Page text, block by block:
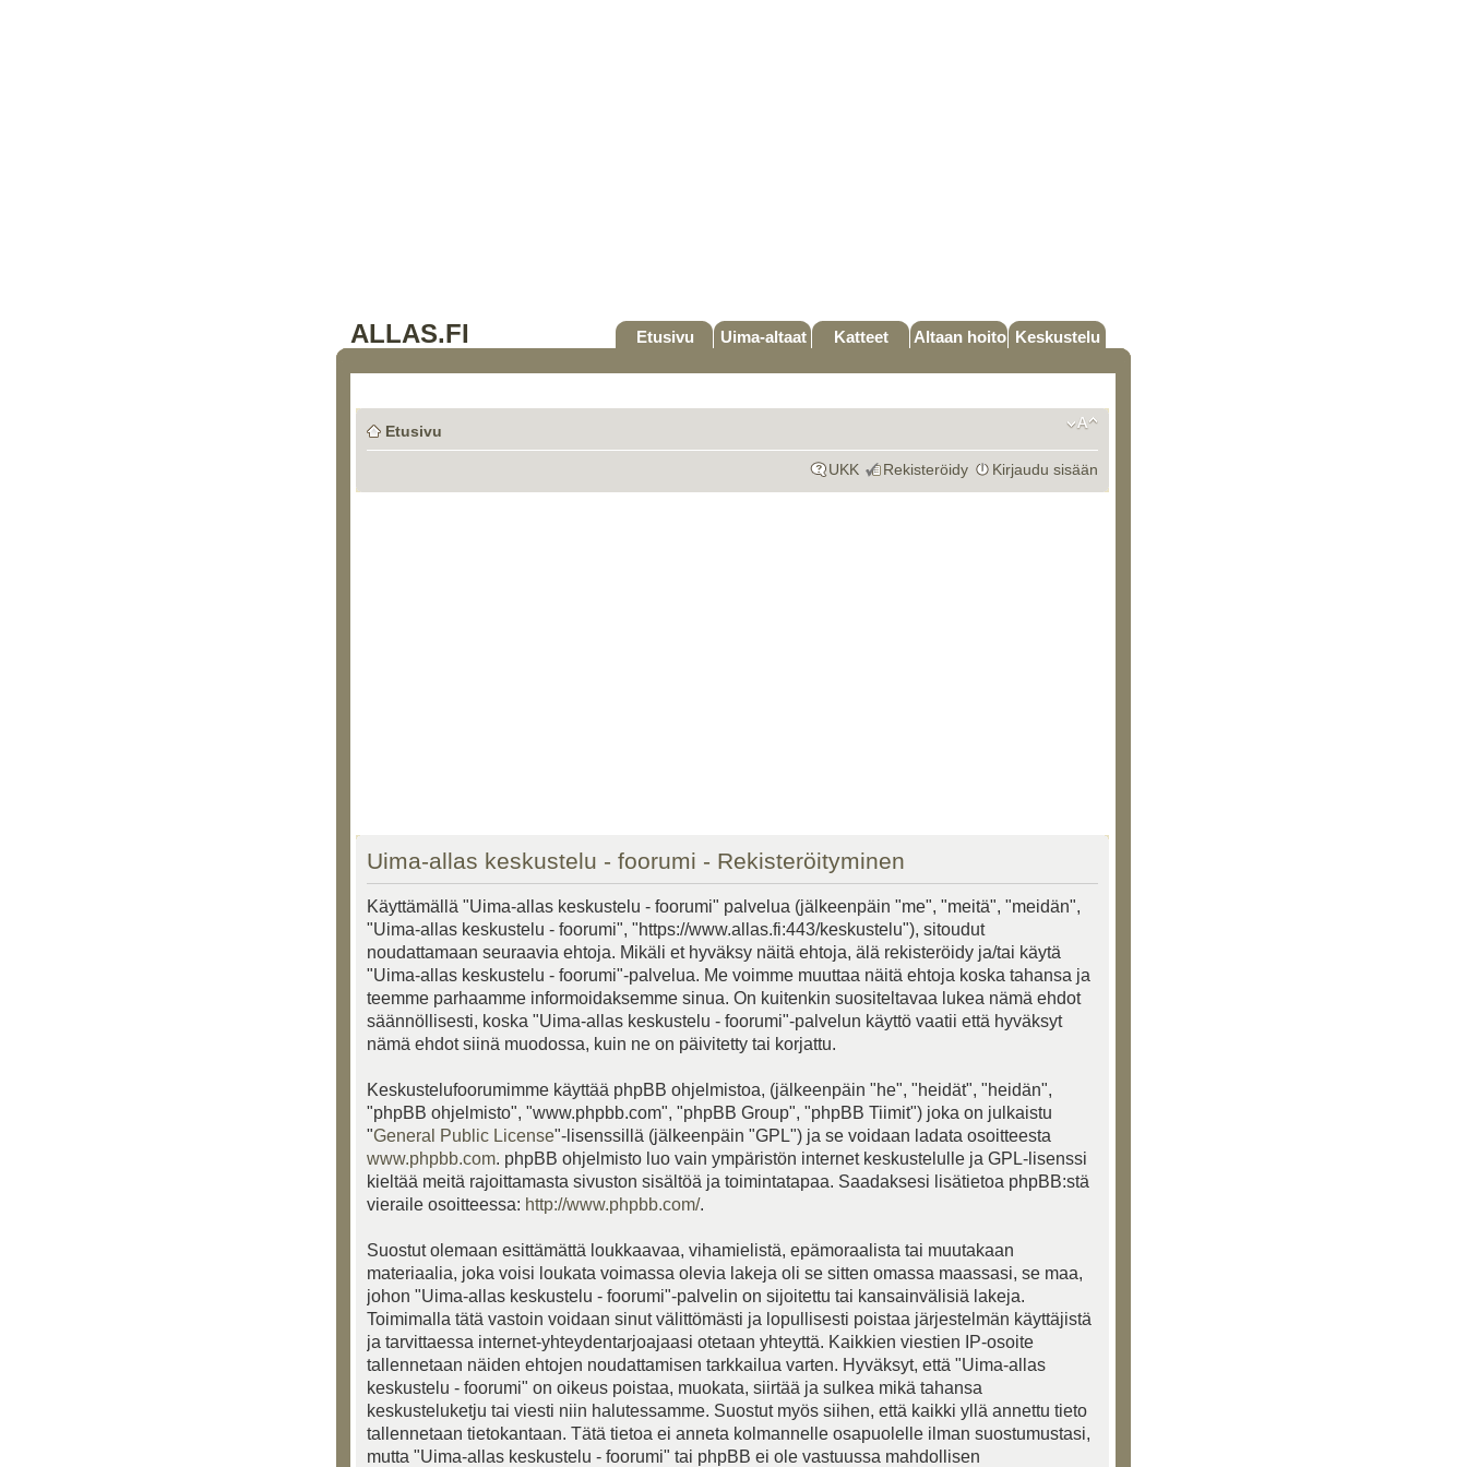
ALLAS.FI Etusivu Uima-altaat Katteet Altaan hoito Keskustelu
Etusivu
UKK Rekisteröidy Kirjaudu sisään
Uima-allas keskustelu - foorumi - Rekisteröityminen
Käyttämällä "Uima-allas keskustelu - foorumi" palvelua (jälkeenpäin "me", "meitä", "meidän",
"Uima-allas keskustelu - foorumi", "https://www.allas.fi:443/keskustelu"), sitoudut
noudattamaan seuraavia ehtoja. Mikäli et hyväksy näitä ehtoja, älä rekisteröidy ja/tai käytä
"Uima-allas keskustelu - foorumi"-palvelua. Me voimme muuttaa näitä ehtoja koska tahansa ja
teemme parhaamme informoidaksemme sinua. On kuitenkin suositeltavaa lukea nämä ehdot
säännöllisesti, koska "Uima-allas keskustelu - foorumi"-palvelun käyttö vaatii että hyväksyt
nämä ehdot siinä muodossa, kuin ne on päivitetty tai korjattu.
Keskustelufoorumimme käyttää phpBB ohjelmistoa, (jälkeenpäin "he", "heidät", "heidän",
"phpBB ohjelmisto", "www.phpbb.com", "phpBB Group", "phpBB Tiimit") joka on julkaistu
"General Public License"-lisenssillä (jälkeenpäin "GPL") ja se voidaan ladata osoitteesta
www.phpbb.com. phpBB ohjelmisto luo vain ympäristön internet keskustelulle ja GPL-lisenssi
kieltää meitä rajoittamasta sivuston sisältöä ja toimintatapaa. Saadaksesi lisätietoa phpBB:stä
vieraile osoitteessa: http://www.phpbb.com/.
Suostut olemaan esittämättä loukkaavaa, vihamielistä, epämoraalista tai muutakaan
materiaalia, joka voisi loukata voimassa olevia lakeja oli se sitten omassa maassasi, se maa,
johon "Uima-allas keskustelu - foorumi"-palvelin on sijoitettu tai kansainvälisiä lakeja.
Toimimalla tätä vastoin voidaan sinut välittömästi ja lopullisesti poistaa järjestelmän käyttäjistä
ja tarvittaessa internet-yhteydentarjoajaasi otetaan yhteyttä. Kaikkien viestien IP-osoite
tallennetaan näiden ehtojen noudattamisen tarkkailua varten. Hyväksyt, että "Uima-allas
keskustelu - foorumi" on oikeus poistaa, muokata, siirtää ja sulkea mikä tahansa
keskusteluketju tai viesti niin halutessamme. Suostut myös siihen, että kaikki yllä annettu tieto
tallennetaan tietokantaan. Tätä tietoa ei anneta kolmannelle osapuolelle ilman suostumustasi,
mutta "Uima-allas keskustelu - foorumi" tai phpBB ei ole vastuussa mahdollisen